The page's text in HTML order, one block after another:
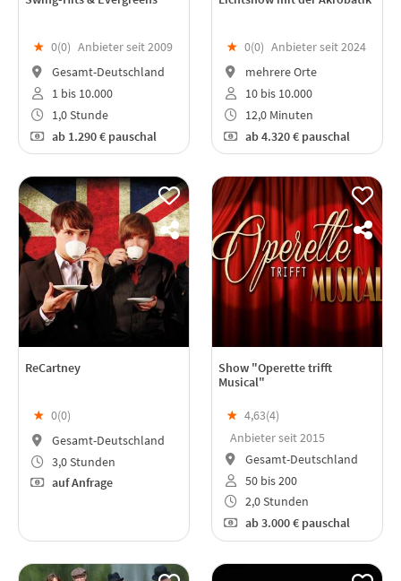
★ 0(0) Anbieter seit 2009
Gesamt-Deutschland
1 bis 10.000
1,0 Stunde
ab1.290 € pauschal
★ 0(0) Anbieter seit 2024
mehrere Orte
10 bis 10.000
12,0 Minuten
ab4.320 € pauschal
ReCartney
★ 0(0)
Gesamt-Deutschland
3,0 Stunden
auf Anfrage
Show "Operette trifft
Musical"
★ 4,63(4)
Anbieter seit 2015
Gesamt-Deutschland
50 bis 200
2,0 Stunden
ab3.000 € pauschal